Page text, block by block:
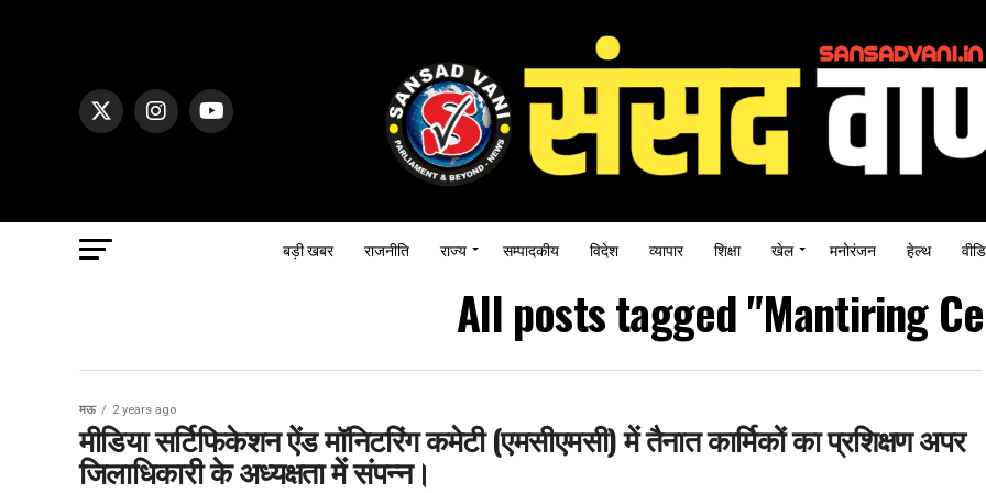
बड़ी खबर राजनीति राज्य सम्पादकीय विदेश व्यापार शिक्षा खेल मनोरंजन हेल्थ
All posts tagged "Mantiring
मऊ 2 years ago
मीडिया सर्टिफिकेशन ऐंड मॉनिटरिंग कमेटी (एमसीएमसी) में तैनात कार्मिकों का प्रशिक्षण अपर
जिलाधिकारी के अध्यक्षता में संपन्न।